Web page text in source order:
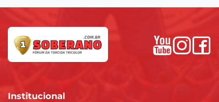
Institucional